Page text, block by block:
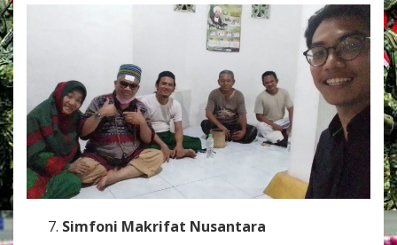
Simfoni Makrifat Nusantara